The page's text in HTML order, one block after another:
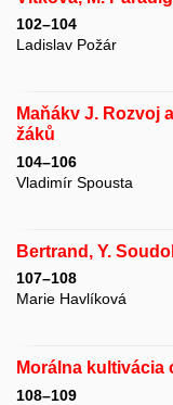
102–104
Ladislav Požár
Maňákv J. Rozvoj
žáků
104–106
Vladimír Spousta
Bertrand, Y.
107–108
Marie Havlíková
Morálna
108–109